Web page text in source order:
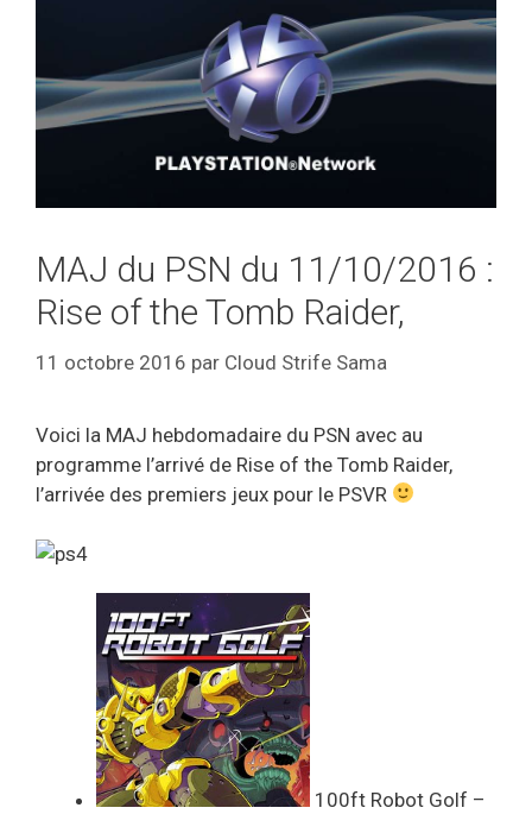
MAJ du PSN du 11/10/2016 :
Rise of the Tomb Raider,
11 octobre 2016 par Cloud Strife Sama
Voici la MAJ hebdomadaire du PSN avec au
programme l’arrivé de Rise of the Tomb Raider,
l’arrivée des premiers jeux pour le PSVR
100ft Robot Golf –